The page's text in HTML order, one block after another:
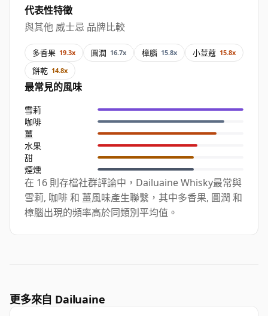
代表性特徵
與其他 威士忌 品牌比較
多香果 19.3x 圓潤 16.7x 樟腦 15.8x 小荳蔻 15.8x
餅乾 14.8x
最常見的風味
雪莉
咖啡
薑
水果
甜
煙燻
在 16 則存檔社群評論中，Dailuaine Whisky最常與
雪莉, 咖啡 和 薑風味產生聯繫，其中多香果, 圓潤 和
樟腦出現的頻率高於同類別平均值。
更多來自 Dailuaine